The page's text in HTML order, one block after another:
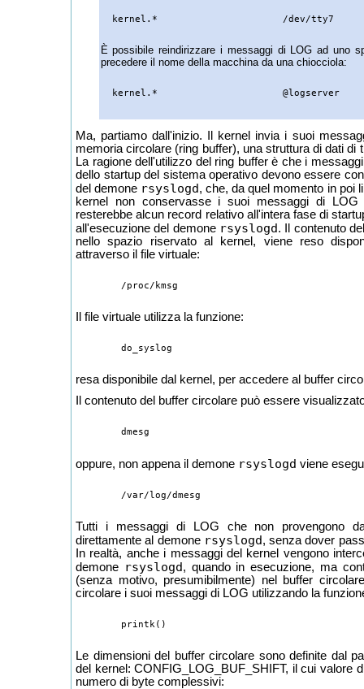
È possibile reindirizzare i messaggi di LOG ad uno
precedere il nome della macchina da una chiocciola:
  kernel.*			@logserver
Ma, partiamo dall'inizio. Il kernel invia i suoi
memoria circolare (ring buffer), una struttura di dati di
La ragione dell'utilizzo del ring buffer è che i
dello startup del sistema operativo devono essere
del demone rsyslogd, che, da quel momento in poi
kernel non conservasse i suoi messaggi di LOG
resterebbe alcun record relativo all'intera fase di
all'esecuzione del demone rsyslogd. Il contenuto
nello spazio riservato al kernel, viene reso
attraverso il file virtuale:
Il file virtuale utilizza la funzione:
resa disponibile dal kernel, per accedere al buffer
Il contenuto del buffer circolare può essere
oppure, non appena il demone rsyslogd viene
Tutti i messaggi di LOG che non provengono
direttamente al demone rsyslogd, senza dover
In realtà, anche i messaggi del kernel vengono
demone rsyslogd, quando in esecuzione, ma
(senza motivo, presumibilmente) nel buffer
circolare i suoi messaggi di LOG utilizzando la
Le dimensioni del buffer circolare sono definite dal
del kernel: CONFIG_LOG_BUF_SHIFT, il cui valore
numero di byte complessivi: